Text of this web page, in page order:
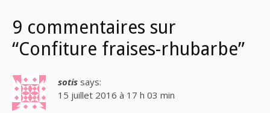
9 commentaires sur
“Confiture fraises-rhubarbe”
sotis says:
15 juillet 2016 à 17 h 03 min